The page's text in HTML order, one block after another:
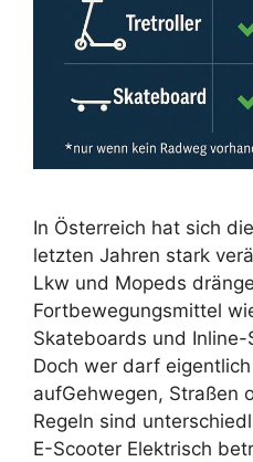
In Österreich hat sich
letzten Jahren stark
Lkw und Mopeds
Fortbewegungsmittel
Skateboards und
Doch wer darf
aufGehwegen, Straßen
Regeln sind
E-Scooter Elektrisch